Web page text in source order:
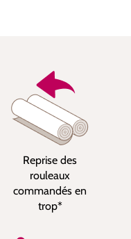
Reprise des
rouleaux
commandés en
trop*